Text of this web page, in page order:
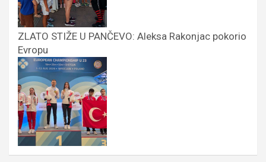
ZLATO STIŽE U PANČEVO: Aleksa Rakonjac pokorio
Evropu